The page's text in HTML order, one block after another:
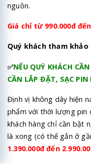
nguồn.
Giá chỉ từ 990.000đ
Quý khách tham khảo
✅NẾU QUÝ KHÁCH
CẦN LẮP ĐẶT, SẠC PIN
Định vị không dây hiện
phẩm với thời lượng pin
khách hàng chỉ cần bật
là xong (có thể gắn ở
1.390.000đ đến